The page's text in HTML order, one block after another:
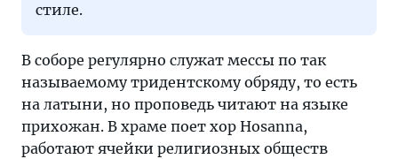
стиле.
В соборе регулярно служат мессы по так
называемому тридентскому обряду, то есть
на латыни, но проповедь читают на языке
прихожан. В храме поет хор Hosanna,
работают ячейки религиозных обществ